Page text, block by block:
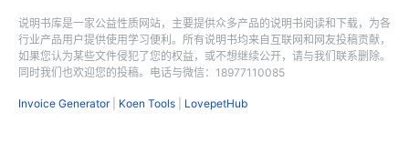
说明书库是一家公益性质网站，主要提供众多产品的说明书阅读和下载，为各
行业产品用户提供使用学习便利。所有说明书均来自互联网和网友投稿贡献，
如果您认为某些文件侵犯了您的权益，或不想继续公开，请与我们联系删除。
同时我们也欢迎您的投稿。电话与微信：18977110085
Invoice Generator| Koen Tools LovepetHub